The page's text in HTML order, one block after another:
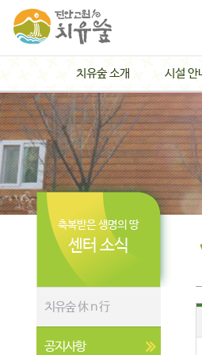
치유숲 소개 시설 안
축복받은 생명의 땅
센터 소식
치유숲 休 n 行
공지사항